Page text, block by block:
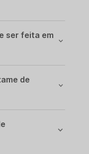
ser feita em
de